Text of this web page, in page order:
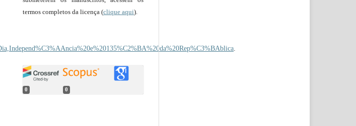
.
termos completos da licença (clique aqui).
0 0